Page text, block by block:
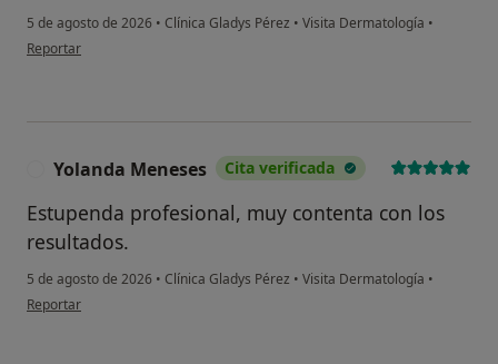
5 de agosto de 2026 • Clínica Gladys Pérez • Visita Dermatología •
en opinión del usuario Conchi aguilar
Reportar
Yolanda Meneses Cita verificada
Estupenda profesional, muy contenta con los
resultados.
5 de agosto de 2026 • Clínica Gladys Pérez • Visita Dermatología •
en opinión del usuario Yolanda Meneses
Reportar